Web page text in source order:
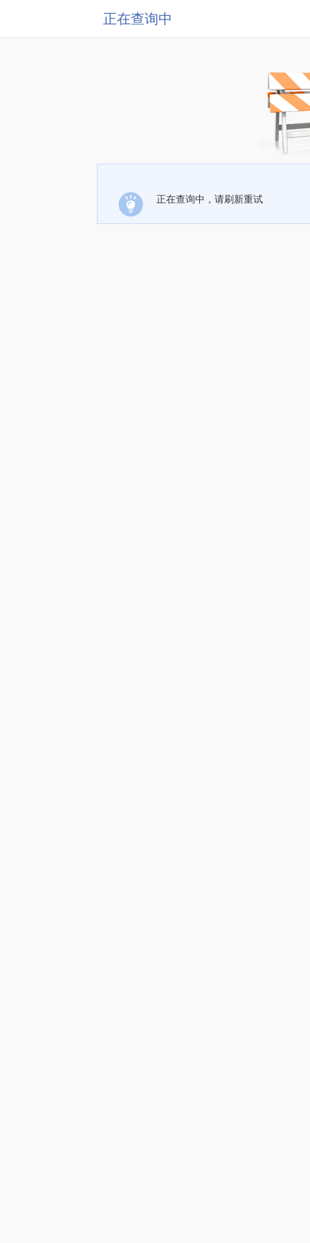
正在查询中
正在查询中，请刷新重试